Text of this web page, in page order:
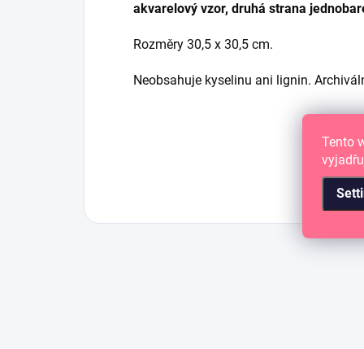
Tento
akvarelový vzor, druhá strana
Rozměry 30,5 x 30,5 cm.
Neobsahuje kyselinu ani lignin.